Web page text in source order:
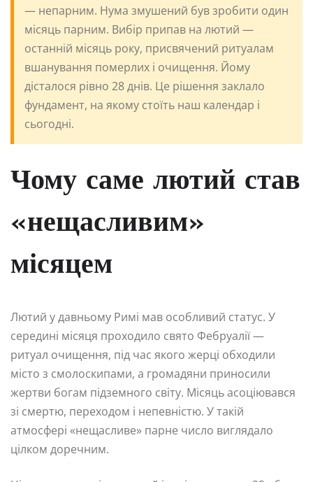
— непарним. Нума змушений був зробити один
місяць парним. Вибір припав на лютий —
останній місяць року, присвячений ритуалам
вшанування померлих і очищення. Йому
дісталося рівно 28 днів. Це рішення заклало
фундамент, на якому стоїть наш календар і
сьогодні.
Чому саме лютий став
«нещасливим»
місяцем
Лютий у давньому Римі мав особливий статус. У
середині місяця проходило свято Фебруалії —
ритуал очищення, під час якого жерці обходили
місто з смолоскипами, а громадяни приносили
жертви богам підземного світу. Місяць асоціювався
зі смертю, переходом і непевністю. У такій
атмосфері «нещасливе» парне число виглядало
цілком доречним.